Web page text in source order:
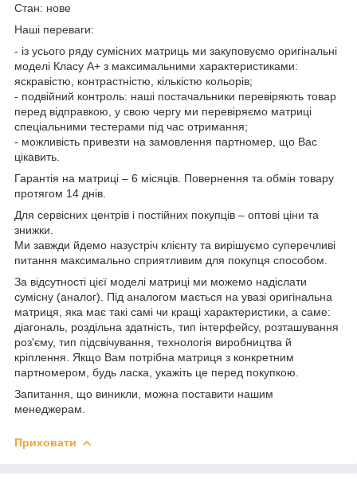
Стан: нове
Наші переваги:
- із усього ряду сумісних матриць ми закуповуємо оригінальні
моделі Класу А+ з максимальними характеристиками:
яскравістю, контрастністю, кількістю кольорів;
- подвійний контроль: наші постачальники перевіряють товар
перед відправкою, у свою чергу ми перевіряємо матриці
спеціальними тестерами під час отримання;
- можливість привезти на замовлення партномер, що Вас
цікавить.
Гарантія на матриці – 6 місяців. Повернення та обмін товару
протягом 14 днів.
Для сервісних центрів і постійних покупців – оптові ціни та
знижки.
Ми завжди йдемо назустріч клієнту та вирішуємо суперечливі
питання максимально сприятливим для покупця способом.
За відсутності цієї моделі матриці ми можемо надіслати
сумісну (аналог). Під аналогом мається на увазі оригінальна
матриця, яка має такі самі чи кращі характеристики, а саме:
діагональ, роздільна здатність, тип інтерфейсу, розташування
роз'єму, тип підсвічування, технологія виробництва й
кріплення. Якщо Вам потрібна матриця з конкретним
партномером, будь ласка, укажіть це перед покупкою.
Запитання, що виникли, можна поставити нашим
менеджерам.
Приховати